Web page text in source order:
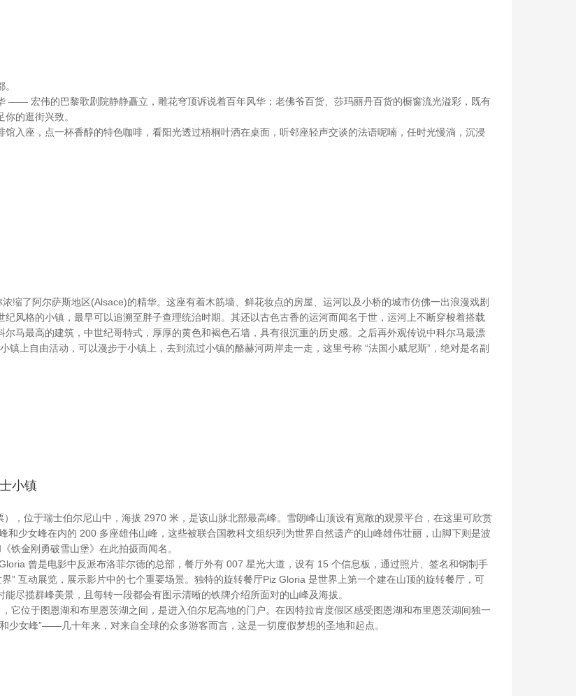
—— 宏伟的巴黎歌剧院静静矗立，雕花穹顶诉说着百年风华；老佛爷百货、莎玛丽丹百货的橱窗流光溢彩，既有
的逛街兴致。
入座，点一杯香醇的特色咖啡，看阳光透过梧桐叶洒在桌面，听邻座轻声交谈的法语呢喃，任时光慢淌，沉浸
缩了阿尔萨斯地区(Alsace)的精华。这座有着木筋墙、鲜花妆点的房屋、运河以及小桥的城市仿佛一出浪漫戏剧
风格的小镇，最早可以追溯至胖子查理统治时期。其还以古色古香的运河而闻名于世，运河上不断穿梭着搭载
马最高的建筑，中世纪哥特式，厚厚的黄色和褐色石墙，具有很沉重的历史感。之后再外观传说中科尔马最漂
上自由活动，可以漫步于小镇上，去到流过小镇的酪赫河两岸走一走，这里号称 “法国小威尼斯”，绝对是名副
小镇
，位于瑞士伯尔尼山中，海拔 2970 米，是该山脉北部最高峰。雪朗峰山顶设有宽敞的观景平台，在这里可欣赏
和少女峰在内的 200 多座雄伟山峰，这些被联合国教科文组织列为世界自然遗产的山峰雄伟壮丽，山脚下则是波
铁金刚勇破雪山堡》在此拍摄而闻名。
曾是电影中反派布洛菲尔德的总部，餐厅外有 007 星光大道，设有 15 个信息板，通过照片、签名和钢制手
” 互动展览，展示影片中的七个重要场景。独特的旋转餐厅Piz Gloria 是世界上第一个建在山顶的旋转餐厅，可
尽揽群峰美景，且每转一段都会有图示清晰的铁牌介绍所面对的山峰及海拔。
它位于图恩湖和布里恩茨湖之间，是进入伯尔尼高地的门户。在因特拉肯度假区感受图恩湖和布里恩茨湖间独一
少女峰”——几十年来，对来自全球的众多游客而言，这是一切度假梦想的圣地和起点。